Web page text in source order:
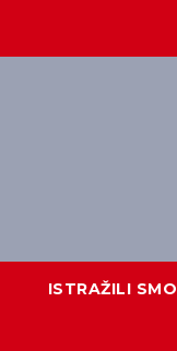
ISTRAŽILI SMO